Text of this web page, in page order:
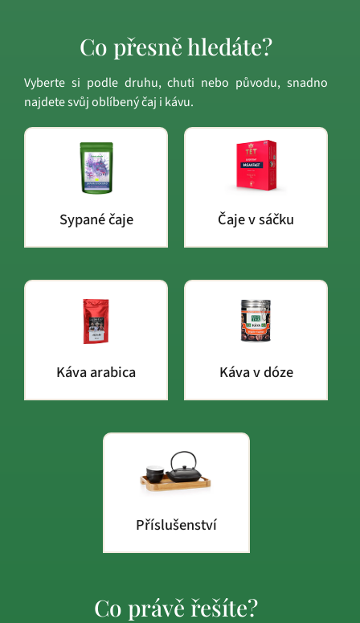
Co přesně hledáte?
Vyberte si podle druhu, chuti nebo původu, snadno
najdete svůj oblíbený čaj i kávu.
Sypané čaje Čaje v sáčku
Káva arabica Káva v dóze
Příslušenství
Co právě řešíte?